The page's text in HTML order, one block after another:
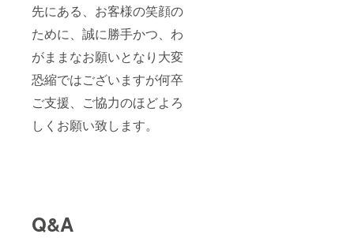
先にある、お客様の笑顔の
ために、誠に勝手かつ、わ
がままなお願いとなり大変
恐縮ではございますが何卒
ご支援、ご協力のほどよろ
しくお願い致します。
Q&A